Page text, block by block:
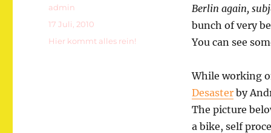
Berlin again,
bunch of very
You can see
While working
Desasterby
The picture
a bike, self
Autor
admin
Veröffentlicht
am
17 Juli, 2010
Kategorien
Hier kommt alles rein!